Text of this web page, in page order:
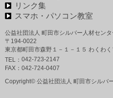
リンク集
スマホ・パソコン教室
公益社団法人 町田市シルバー人材センタ
〒194-0022
東京都町田市森野１－１－１５ わくわ
TEL： 042-723-2147
FAX： 042-724-0407
Copyright© 公益社団法人 町田市シルバ